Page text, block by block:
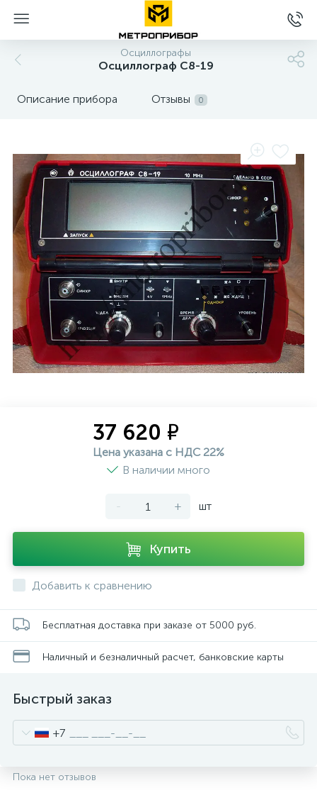
Осциллографы
Осциллограф С8-19
Описание прибора Отзывы 0
37 620 ₽
Цена указана с НДС 22%
В наличии много
- + шт
Купить
Добавить к сравнению
Бесплатная доставка при заказе от 5000 руб.
Наличный и безналичный расчет, банковские карты
Быстрый заказ
+7
Пока нет отзывов